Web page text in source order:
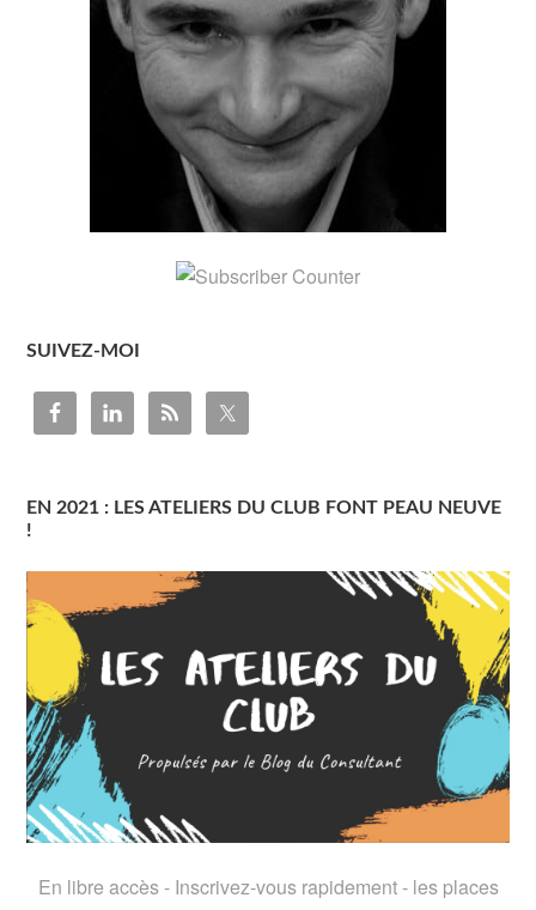
SUIVEZ-MOI
EN 2021 : LES ATELIERS DU CLUB FONT PEAU NEUVE
!
En libre accès - Inscrivez-vous rapidement - les places